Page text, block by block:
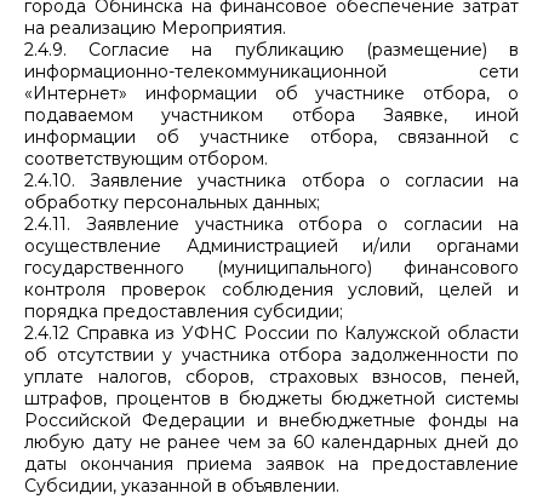
города Обнинска на финансовое обеспечение затрат
на реализацию Мероприятия.
2.4.9. Согласие на публикацию (размещение) в
информационно-телекоммуникационной сети
«Интернет» информации об участнике отбора, о
подаваемом участником отбора Заявке, иной
информации об участнике отбора, связанной с
соответствующим отбором.
2.4.10. Заявление участника отбора о согласии на
обработку персональных данных;
2.4.11. Заявление участника отбора о согласии на
осуществление Администрацией и/или органами
государственного (муниципального) финансового
контроля проверок соблюдения условий, целей и
порядка предоставления субсидии;
2.4.12 Справка из УФНС России по Калужской области
об отсутствии у участника отбора задолженности по
уплате налогов, сборов, страховых взносов, пеней,
штрафов, процентов в бюджеты бюджетной системы
Российской Федерации и внебюджетные фонды на
любую дату не ранее чем за 60 календарных дней до
даты окончания приема заявок на предоставление
Субсидии, указанной в объявлении.